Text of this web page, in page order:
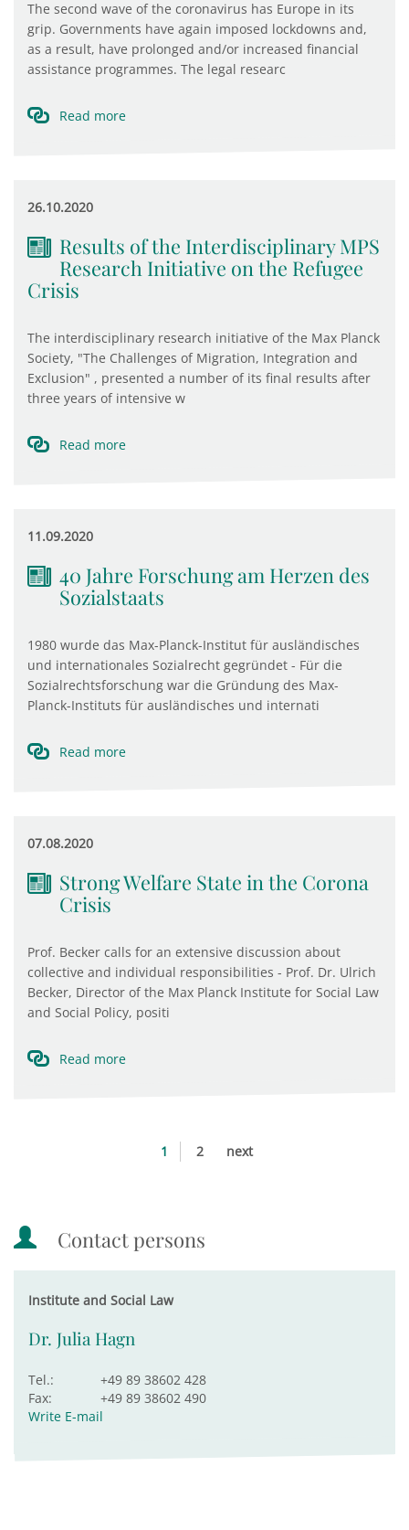
The second wave of the coronavirus has Europe in its
grip. Governments have again imposed lockdowns and,
as a result, have prolonged and/or increased financial
assistance programmes. The legal researc
Read more
26.10.2020
Results of the Interdisciplinary MPS
Research Initiative on the Refugee
Crisis
The interdisciplinary research initiative of the Max Planck
Society, "The Challenges of Migration, Integration and
Exclusion" , presented a number of its final results after
three years of intensive w
Read more
11.09.2020
40 Jahre Forschung am Herzen des
Sozialstaats
1980 wurde das Max-Planck-Institut für ausländisches
und internationales Sozialrecht gegründet - Für die
Sozialrechtsforschung war die Gründung des Max-
Planck-Instituts für ausländisches und internati
Read more
07.08.2020
Strong Welfare State in the Corona
Crisis
Prof. Becker calls for an extensive discussion about
collective and individual responsibilities - Prof. Dr. Ulrich
Becker, Director of the Max Planck Institute for Social Law
and Social Policy, positi
Read more
1 2 next
Contact persons
Institute and Social Law
Dr. Julia Hagn
Tel.:
+49 89 38602 428
Fax:
+49 89 38602 490
Write E-mail